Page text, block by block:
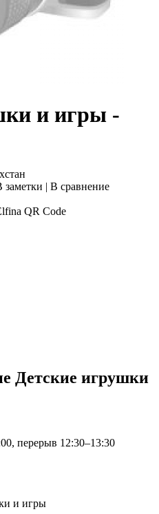
и игры -
заметки | В сравнение
Детские игрушки
перерыв 12:30–13:30
и игры